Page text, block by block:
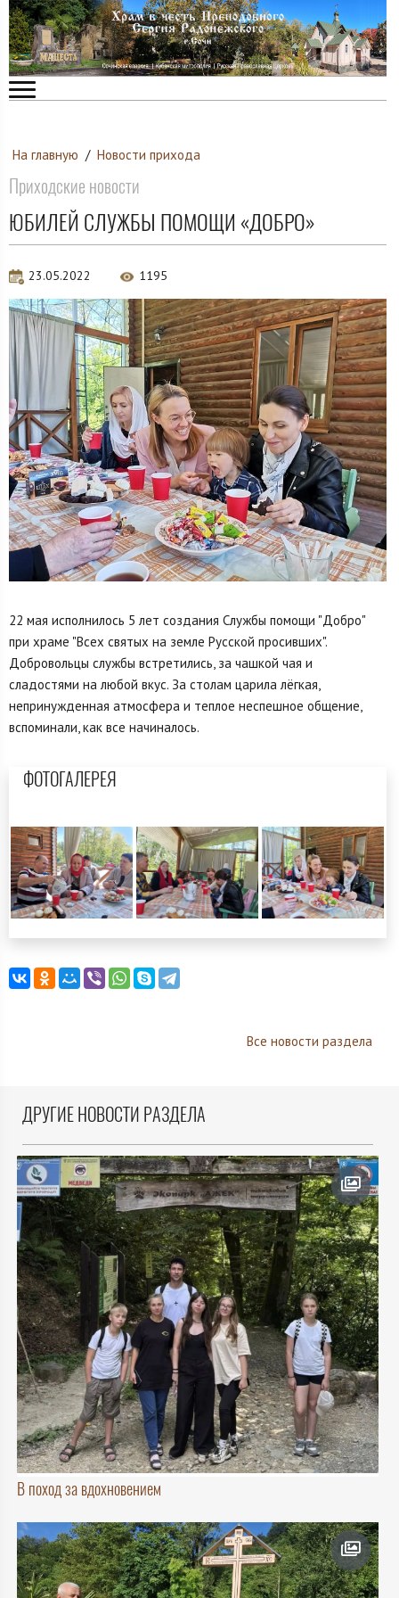
На главную / Новости прихода
Приходские новости
ЮБИЛЕЙ СЛУЖБЫ ПОМОЩИ «ДОБРО»
23.05.2022 1195
22 мая исполнилось 5 лет создания Службы помощи "Добро"
при храме "Всех святых на земле Русской просивших".
Добровольцы службы встретились, за чашкой чая и
сладостями на любой вкус. За столам царила лёгкая,
непринужденная атмосфера и теплое неспешное общение,
вспоминали, как все начиналось.
ФОТОГАЛЕРЕЯ
Все новости раздела
ДРУГИЕ НОВОСТИ РАЗДЕЛА
В поход за вдохновением